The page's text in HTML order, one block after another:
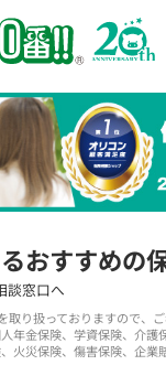
おすすめの
談窓口へ
り扱っておりますので、
年金保険、学資保険、介
火災保険、傷害保険、企